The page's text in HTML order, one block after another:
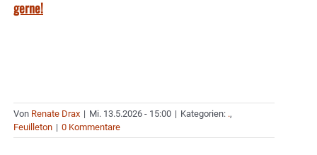
gerne!
Von Renate Drax | Mi. 13.5.2026 - 15:00 | Kategorien: .,
Feuilleton | 0 Kommentare